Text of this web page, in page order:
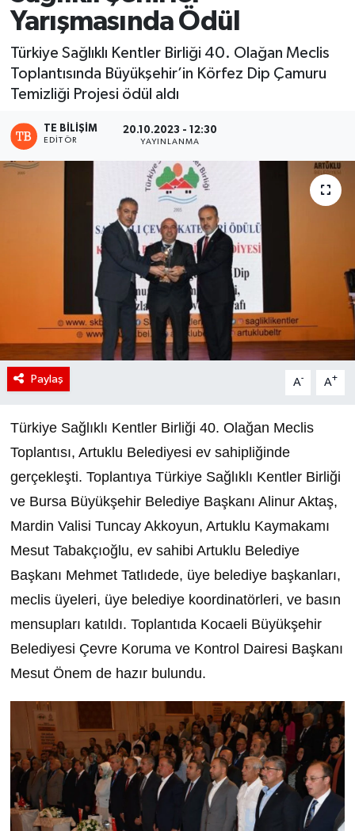
Yarışmasında Ödül
Türkiye Sağlıklı Kentler Birliği 40. Olağan Meclis
Toplantısında Büyükşehir’in Körfez Dip Çamuru
Temizliği Projesi ödül aldı
TE BILIŞIM
EDITÖR
20.10.2023 - 12:30
YAYINLANMA
Paylaş A- A+
Türkiye Sağlıklı Kentler Birliği 40. Olağan Meclis
Toplantısı, Artuklu Belediyesi ev sahipliğinde
gerçekleşti. Toplantıya Türkiye Sağlıklı Kentler Birliği
ve Bursa Büyükşehir Belediye Başkanı Alinur Aktaş,
Mardin Valisi Tuncay Akkoyun, Artuklu Kaymakamı
Mesut Tabakçıoğlu, ev sahibi Artuklu Belediye
Başkanı Mehmet Tatlıdede, üye belediye başkanları,
meclis üyeleri, üye belediye koordinatörleri, ve basın
mensupları katıldı. Toplantıda Kocaeli Büyükşehir
Belediyesi Çevre Koruma ve Kontrol Dairesi Başkanı
Mesut Önem de hazır bulundu.